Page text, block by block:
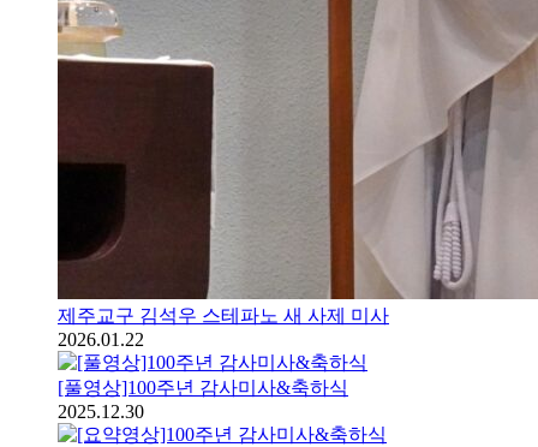
제주교구 김석우 스테파노 새 사제 미사
2026.01.22
[풀영상]100주년 감사미사&축하식
2025.12.30